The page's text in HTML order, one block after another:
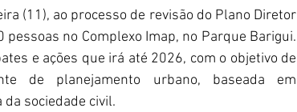
(11), ao processo de revisão do Plano Diretor
no Complexo Imap, no Parque Barigui.
e ações que irá até 2026, com o objetivo de
de planejamento urbano, baseada em
sociedade civil.